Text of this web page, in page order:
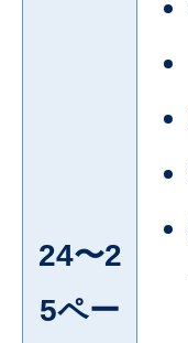
24〜2
5ペー